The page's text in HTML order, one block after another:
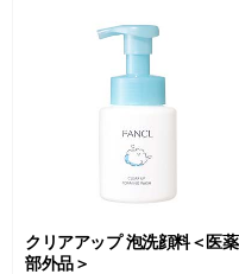
クリアアップ 泡洗顔料＜医薬
部外品＞